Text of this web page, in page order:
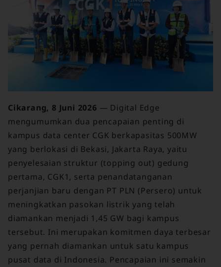
Cikarang, 8 Juni 2026 — Digital Edge
mengumumkan dua pencapaian penting di
kampus data center CGK berkapasitas 500MW
yang berlokasi di Bekasi, Jakarta Raya, yaitu
penyelesaian struktur (topping out) gedung
pertama, CGK1, serta penandatanganan
perjanjian baru dengan PT PLN (Persero) untuk
meningkatkan pasokan listrik yang telah
diamankan menjadi 1,45 GW bagi kampus
tersebut. Ini merupakan komitmen daya terbesar
yang pernah diamankan untuk satu kampus
pusat data di Indonesia. Pencapaian ini semakin